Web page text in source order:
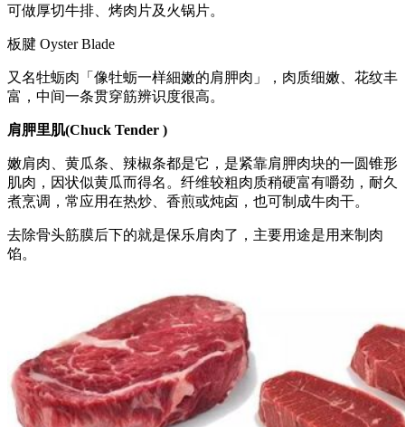
可做厚切牛排、烤肉片及火锅片。
板腱 Oyster Blade
又名牡蛎肉「像牡蛎一样細嫩的肩胛肉」，肉质细嫩、花纹丰
富，中间一条贯穿筋辨识度很高。
肩胛里肌(Chuck Tender )
嫩肩肉、黄瓜条、辣椒条都是它，是紧靠肩胛肉块的一圆锥形
肌肉，因状似黄瓜而得名。纤维较粗肉质稍硬富有嚼劲，耐久
煮烹调，常应用在热炒、香煎或炖卤，也可制成牛肉干。
去除骨头筋膜后下的就是保乐肩肉了，主要用途是用来制肉
馅。